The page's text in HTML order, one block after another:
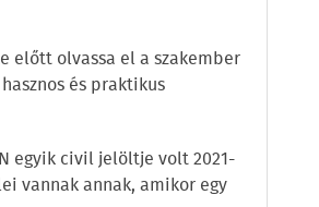
előtt olvassa el a szakember
és praktikus
egyik civil jelöltje volt 2021-
vannak annak, amikor egy